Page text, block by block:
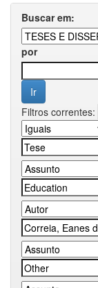
Buscar em:
por
Filtros correntes: